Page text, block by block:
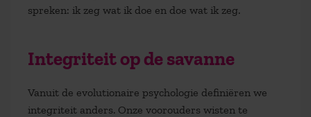
spreken: ik zeg wat ik doe en doe wat ik zeg.
Integriteit op de savanne
Vanuit de evolutionaire psychologie definiëren we
integriteit anders. Onze voorouders wisten te